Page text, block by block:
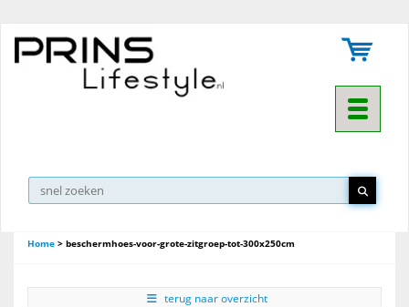
Toggle
Home > beschermhoes-voor-grote-zitgroep-tot-300x250cm
terug naar overzicht